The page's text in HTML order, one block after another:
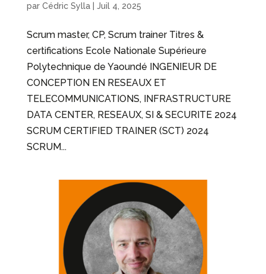
par Cédric Sylla| Juil 4, 2025
Scrum master, CP, Scrum trainer Titres &
certifications Ecole Nationale Supérieure
Polytechnique de Yaoundé INGENIEUR DE
CONCEPTION EN RESEAUX ET
TELECOMMUNICATIONS, INFRASTRUCTURE
DATA CENTER, RESEAUX, SI & SECURITE 2024
SCRUM CERTIFIED TRAINER (SCT) 2024
SCRUM...